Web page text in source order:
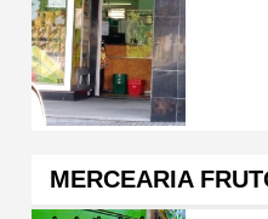
MERCEARIA